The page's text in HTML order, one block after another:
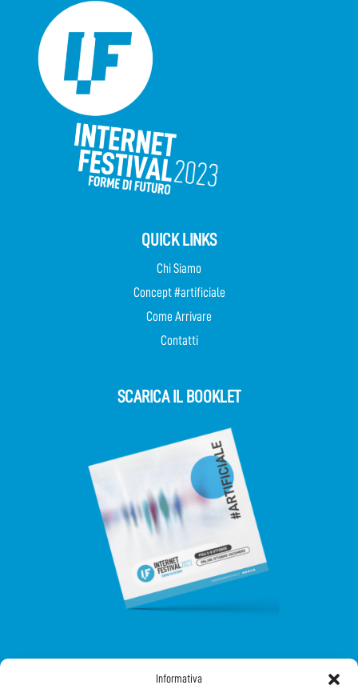
Informativa
QUICK LINKS
Chi Siamo
Concept #artificiale
Come Arrivare
Contatti
SCARICA IL BOOKLET
SEGUICI SUI SOCIAL